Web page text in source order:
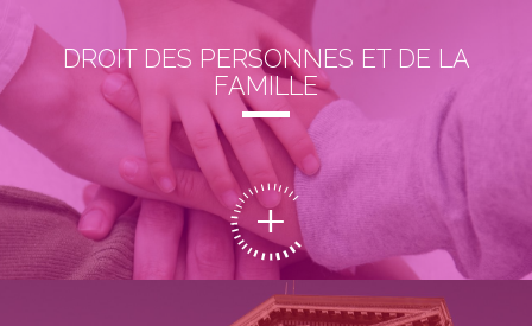
DROIT DES PERSONNES ET DE LA
FAMILLE